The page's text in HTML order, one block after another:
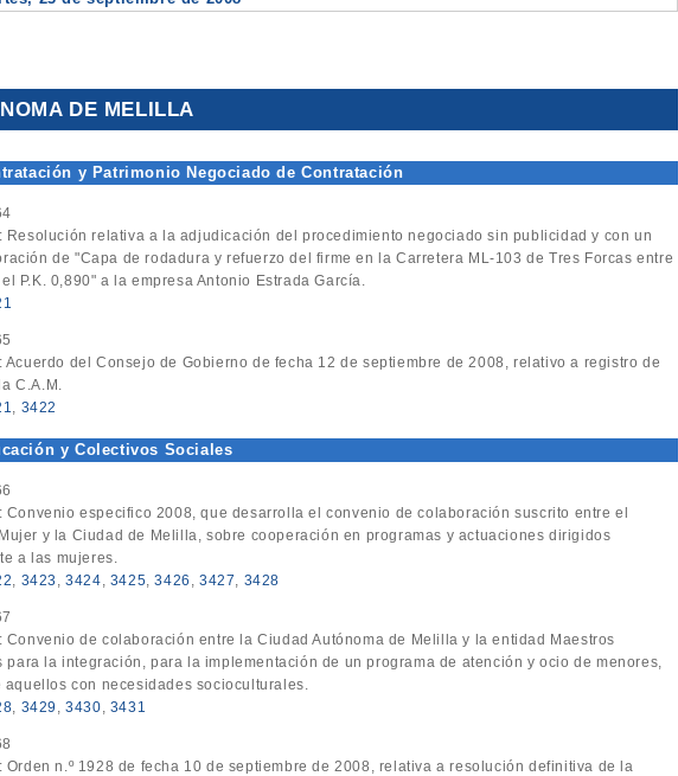
DE MELILLA
y Patrimonio Negociado de Contratación
: Resolución relativa a la adjudicación del procedimiento negociado sin publicidad y con un
de "Capa de rodadura y refuerzo del firme en la Carretera ML-103 de Tres Forcas entre
P.K. 0,890" a la empresa Antonio Estrada García.
: Acuerdo del Consejo de Gobierno de fecha 12 de septiembre de 2008, relativo a registro de
C.A.M.
, 3422
y Colectivos Sociales
: Convenio especifico 2008, que desarrolla el convenio de colaboración suscrito entre el
y la Ciudad de Melilla, sobre cooperación en programas y actuaciones dirigidos
a las mujeres.
, 3423 ,3424, 3425,3426 , 3427, 3428
: Convenio de colaboración entre la Ciudad Autónoma de Melilla y la entidad Maestros
para la integración, para la implementación de un programa de atención y ocio de menores,
aquellos con necesidades socioculturales.
, 3429 ,3430, 3431
: Orden n.º 1928 de fecha 10 de septiembre de 2008, relativa a resolución definitiva de la